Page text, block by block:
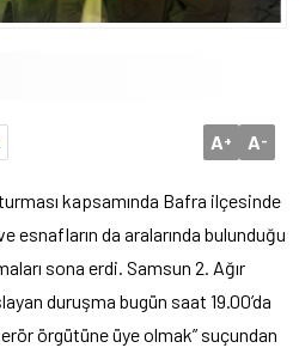
A+ A-
kapsamında Bafra ilçesinde
esnafların da aralarında bulunduğu
sona erdi. Samsun 2. Ağır
duruşma bugün saat 19.00’da
örgütüne üye olmak” suçundan